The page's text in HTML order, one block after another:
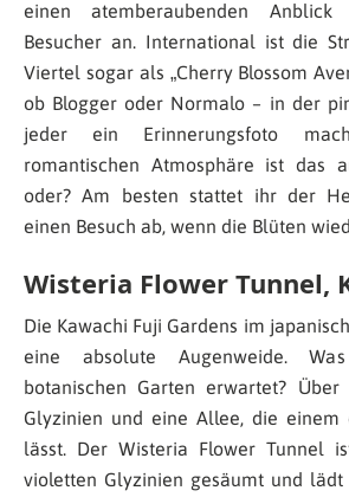
einen atemberaubenden
Besucher an. International ist die
Viertel sogar als „Cherry Blossom
ob Blogger oder Normalo – in der
jeder ein Erinnerungsfoto
romantischen Atmosphäre ist das
oder? Am besten stattet ihr der
einen Besuch ab, wenn die Blüten
Wisteria Flower Tunnel,
Die Kawachi Fuji Gardens im
eine absolute Augenweide.
botanischen Garten erwartet? Über
Glyzinien und eine Allee, die einem
lässt. Der Wisteria Flower Tunnel
violetten Glyzinien gesäumt und lädt